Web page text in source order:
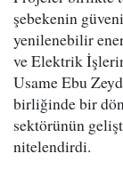
şebekenin
yenilenebilir
ve Elektrik
Usame Ebu
birliğinde bir
sektörünün
nitelendirdi.